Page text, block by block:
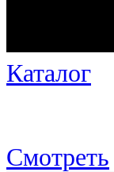
Каталог
Смотреть